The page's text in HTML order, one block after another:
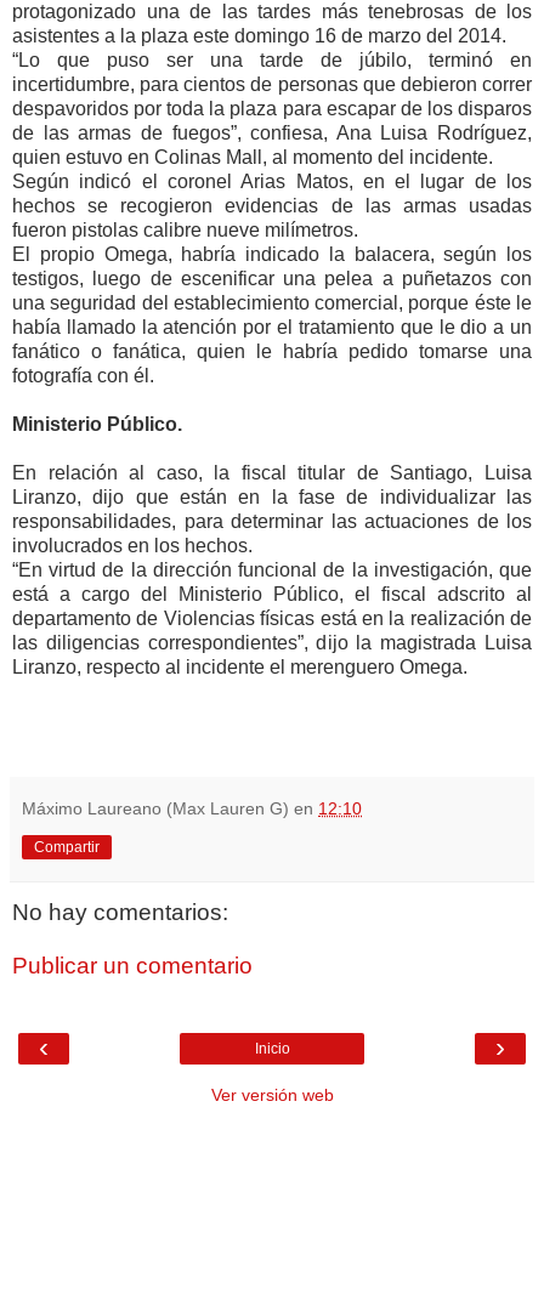
protagonizado una de las tardes más tenebrosas de los
asistentes a la plaza este domingo 16 de marzo del 2014.
“Lo que puso ser una tarde de júbilo, terminó en
incertidumbre, para cientos de personas que debieron correr
despavoridos por toda la plaza para escapar de los disparos
de las armas de fuegos”, confiesa, Ana Luisa Rodríguez,
quien estuvo en Colinas Mall, al momento del incidente.
Según indicó el coronel Arias Matos, en el lugar de los
hechos se recogieron evidencias de las armas usadas
fueron pistolas calibre nueve milímetros.
El propio Omega, habría indicado la balacera, según los
testigos, luego de escenificar una pelea a puñetazos con
una seguridad del establecimiento comercial, porque éste le
había llamado la atención por el tratamiento que le dio a un
fanático o fanática, quien le habría pedido tomarse una
fotografía con él.
Ministerio Público.
En relación al caso, la fiscal titular de Santiago, Luisa
Liranzo, dijo que están en la fase de individualizar las
responsabilidades, para determinar las actuaciones de los
involucrados en los hechos.
“En virtud de la dirección funcional de la investigación, que
está a cargo del Ministerio Público, el fiscal adscrito al
departamento de Violencias físicas está en la realización de
las diligencias correspondientes”, dijo la magistrada Luisa
Liranzo, respecto al incidente el merenguero Omega.
Máximo Laureano (Max Lauren G) en 12:10
Compartir
No hay comentarios:
Publicar un comentario
‹ ›
Inicio
Ver versión web